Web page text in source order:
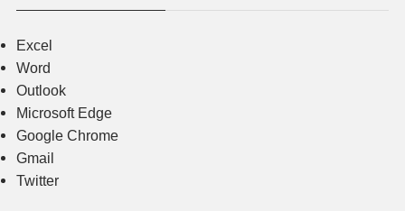
Excel
Word
Outlook
Microsoft Edge
Google Chrome
Gmail
Twitter